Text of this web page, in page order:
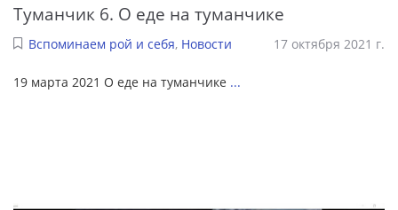
Туманчик 6. О еде на туманчике
Вспоминаем рой и себя, Новости 17 октября 2021 г.
19 марта 2021 О еде на туманчике ...